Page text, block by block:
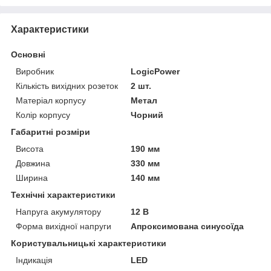
Характеристики
Основні
Виробник
LogicPower
Кількість вихідних розеток
2 шт.
Матеріал корпусу
Метал
Колір корпусу
Чорний
Габаритні розміри
Висота
190 мм
Довжина
330 мм
Ширина
140 мм
Технічні характеристики
Напруга акумулятору
12 В
Форма вихідної напруги
Апроксимована синусоїда
Користувальницькі характеристики
Індикація
LED